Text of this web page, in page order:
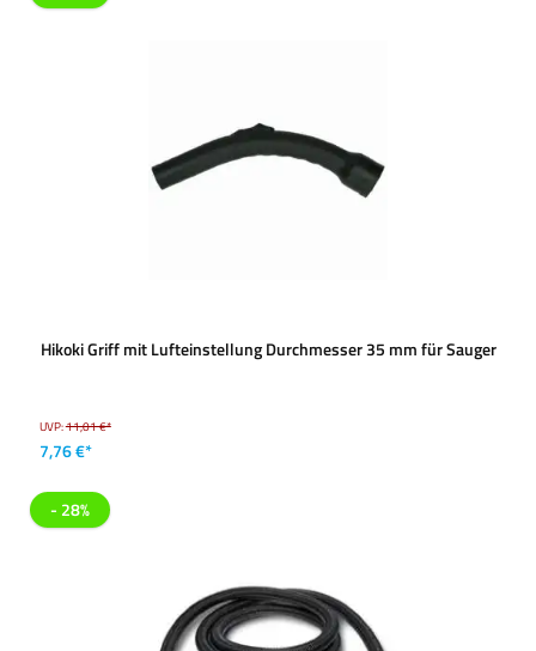
Hikoki Griff mit Lufteinstellung Durchmesser 35 mm für Sauger
UVP:11,01 €*
7,76 €*
- 28%